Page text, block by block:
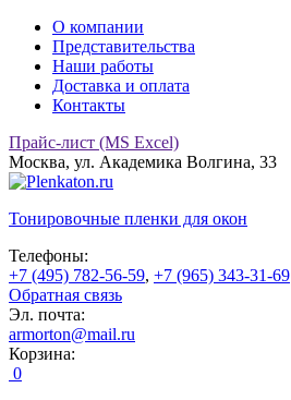
О компании
Представительства
Наши работы
Доставка и оплата
Контакты
Прайс-лист (MS Excel)
Москва, ул. Академика Волгина, 33
Тонировочные пленки для окон
Телефоны:
+7 (495) 782-56-59, +7 (965) 343-31-69
Обратная связь
Эл. почта:
armorton@mail.ru
Корзина:
0